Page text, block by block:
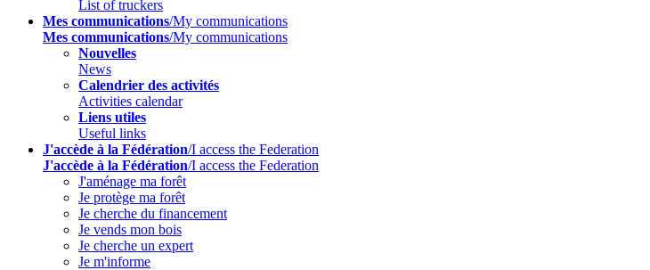
List of truckers
Mes communications/My communications
Mes communications/My communications
Nouvelles
News
Calendrier des activités
Activities calendar
Liens utiles
Useful links
J'accède à la Fédération/I access the Federation
J'accède à la Fédération/I access the Federation
J'aménage ma forêt
Je protège ma forêt
Je cherche du financement
Je vends mon bois
Je cherche un expert
Je m'informe